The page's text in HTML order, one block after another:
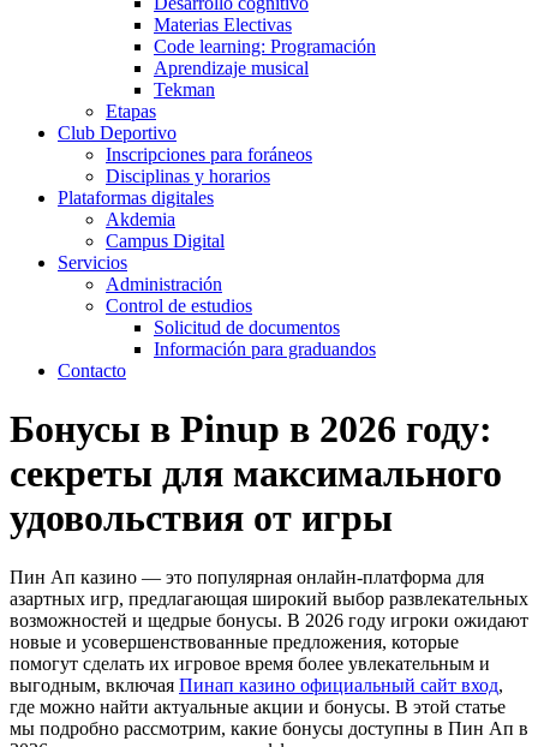
Materias Electivas
Code learning: Programación
Aprendizaje musical
Tekman
Etapas
Club Deportivo
Inscripciones para foráneos
Disciplinas y horarios
Plataformas digitales
Akdemia
Campus Digital
Servicios
Administración
Control de estudios
Solicitud de documentos
Información para graduandos
Contacto
Бонусы в Pinup в 2026 году:
секреты для максимального
удовольствия от игры
Пин Ап казино — это популярная онлайн-платформа для
азартных игр, предлагающая широкий выбор развлекательных
возможностей и щедрые бонусы. В 2026 году игроки ожидают
новые и усовершенствованные предложения, которые
помогут сделать их игровое время более увлекательным и
выгодным, включая Пинап казино официальный сайт вход,
где можно найти актуальные акции и бонусы. В этой статье
мы подробно рассмотрим, какие бонусы доступны в Пин Ап в